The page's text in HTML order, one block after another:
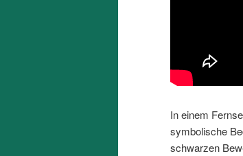
In einem
symbolische
schwarzen